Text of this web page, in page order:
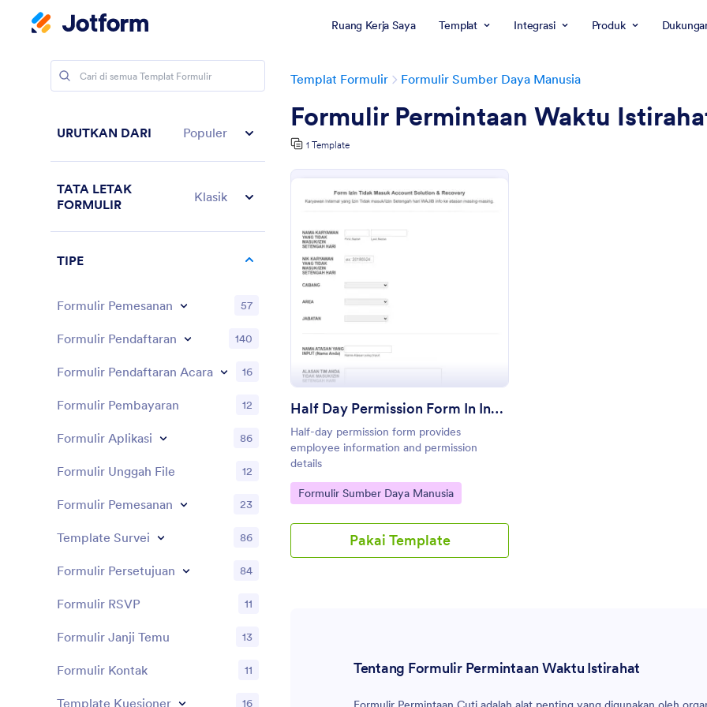
Ruang Kerja Saya Templat Integrasi Produk
Templat Formulir Formulir Sumber Daya Manusia
Formulir Permintaan Waktu
1 Template
Half Day Permission Form In Indonesian
Half-day permission form provides
employee information and permission
details
Go to Category:
Formulir Sumber Daya Manusia
Pakai Template
Tentang Formulir Permintaan Waktu Istirahat
URUTKAN DARI Populer
TATA LETAK
FORMULIR
Klasik
TIPE
Formulir Pemesanan 57
Formulir Pendaftaran 140
Formulir Pendaftaran Acara 16
Formulir Pembayaran 12
Formulir Aplikasi 86
Formulir Unggah File 12
Formulir Pemesanan 23
Template Survei 86
Formulir Persetujuan 84
Formulir RSVP 11
Formulir Janji Temu 13
Formulir Kontak 11
Template Kuesioner 16